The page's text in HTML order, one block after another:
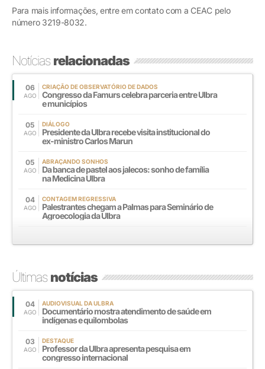
Para mais informações, entre em contato com a CEAC pelo
número 3219-8032.
Notíciasrelacionadas
06
AGO
CRIAÇÃO DE OBSERVATÓRIO DE DADOS
Congresso da Famurs celebra parceria entre Ulbra
e municípios
05
AGO
DIÁLOGO
Presidente da Ulbra recebe visita institucional do
ex-ministro Carlos Marun
05
AGO
ABRAÇANDO SONHOS
Da banca de pastel aos jalecos: sonho de família
na Medicina Ulbra
04
AGO
CONTAGEM REGRESSIVA
Palestrantes chegam a Palmas para Seminário de
Agroecologia da Ulbra
Últimasnotícias
04
AGO
AUDIOVISUAL DA ULBRA
Documentário mostra atendimento de saúde em
indígenas e quilombolas
03
AGO
DESTAQUE
Professor da Ulbra apresenta pesquisa em
congresso internacional